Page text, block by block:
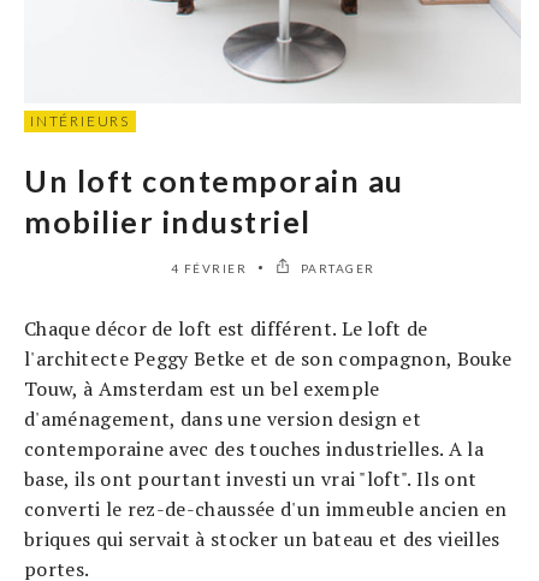
INTÉRIEURS
Un loft contemporain au
mobilier industriel
4 FÉVRIER PARTAGER
Chaque décor de loft est différent. Le loft de
l'architecte Peggy Betke et de son compagnon, Bouke
Touw, à Amsterdam est un bel exemple
d'aménagement, dans une version design et
contemporaine avec des touches industrielles. A la
base, ils ont pourtant investi un vrai "loft". Ils ont
converti le rez-de-chaussée d'un immeuble ancien en
briques qui servait à stocker un bateau et des vieilles
portes.